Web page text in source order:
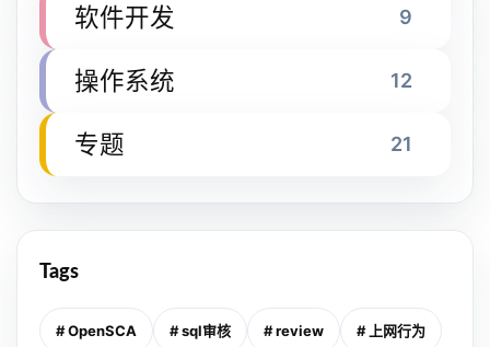
软件开发 9
操作系统 12
专题 21
Tags
# OpenSCA # sql审核 # review # 上网行为